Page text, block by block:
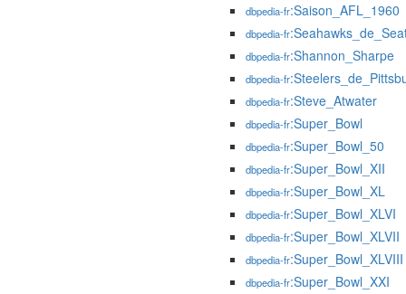
dbpedia-fr:Saison_AFL_1960
dbpedia-fr
dbpedia-fr:Shannon_Sharpe
dbpedia-fr
dbpedia-fr:Steve_Atwater
dbpedia-fr:Super_Bowl
dbpedia-fr:Super_Bowl_50
dbpedia-fr:Super_Bowl_XII
dbpedia-fr:Super_Bowl_XL
dbpedia-fr:Super_Bowl_XLVI
dbpedia-fr:Super_Bowl_XLVII
dbpedia-fr:Super_Bowl_XLVIII
dbpedia-fr:Super_Bowl_XXI